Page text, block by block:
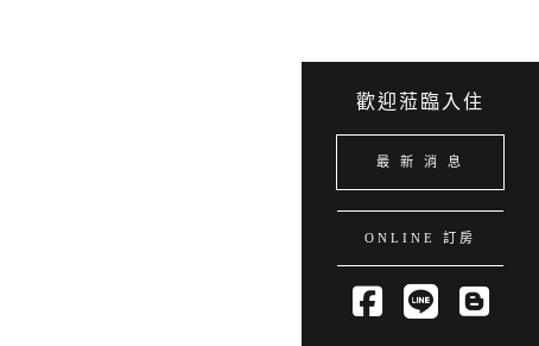
歡迎蒞臨入住
最 新 消 息
ONLINE 訂房